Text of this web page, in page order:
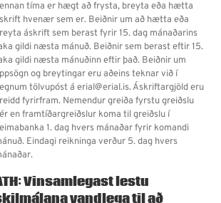
tíma er hægt að frysta, breyta eða hætta
hvenær sem er. Beiðnir um að hætta eða
áskrift sem berast fyrir 15. dag mánaðarins
gildi næsta mánuð. Beiðnir sem berast eftir 15.
gildi næsta mánuðinn eftir það. Beiðnir um
og breytingar eru aðeins teknar við í
tölvupóst á erial@erial.is. Áskriftargjöld eru
fyrirfram. Nemendur greiða fyrstu greiðslu
en framtíðargreiðslur koma til greiðslu í
1. dag hvers mánaðar fyrir komandi
Eindagi reikninga verður 5. dag hvers
Vinsamlegast lestu
vandlega til að